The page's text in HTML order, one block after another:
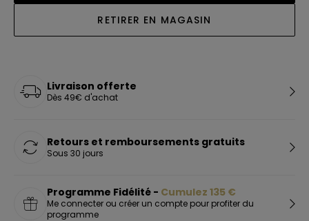
RETIRER EN MAGASIN
Livraison offerte
Dès 49€ d'achat
Retours et remboursements gratuits
Sous 30 jours
Programme Fidélité - Cumulez 135 €
Me connecter ou créer un compte pour profiter du
programme